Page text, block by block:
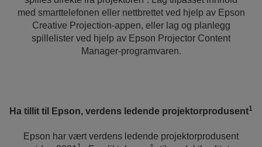
med smarttelefonen eller nettbrettet ved hjelp av Epson
Creative Projection-appen, eller lag og planlegg
spillelister ved hjelp av Epson Projector Content
Manager-programvaren.
Ha tillit til Epson, verdens ledende projektorprodusent1
Epson har vært verdens ledende projektorprodusent